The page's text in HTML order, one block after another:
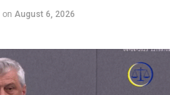
on August 6, 2026